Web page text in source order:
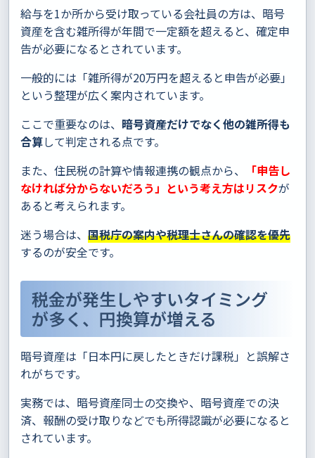
給与を1か所から受け取っている会社員の方は、暗号
資産を含む雑所得が年間で一定額を超えると、確定申
告が必要になるとされています。
一般的には「雑所得が20万円を超えると申告が必要」
という整理が広く案内されています。
ここで重要なのは、 暗号資産だけでなく他の雑所得も
合算して判定される点です。
また、住民税の計算や情報連携の観点から、
「申告し
なければ分からないだろう」という考え方はリスクが
あると考えられます。
迷う場合は、 国税庁の案内や税理士さんの確認を優先
するのが安全です。
税金が発生しやすいタイミング
が多く、円換算が増える
暗号資産は「日本円に戻したときだけ課税」と誤解さ
れがちです。
実務では、暗号資産同士の交換や、暗号資産での決
済、報酬の受け取りなどでも所得認識が必要になると
されています。